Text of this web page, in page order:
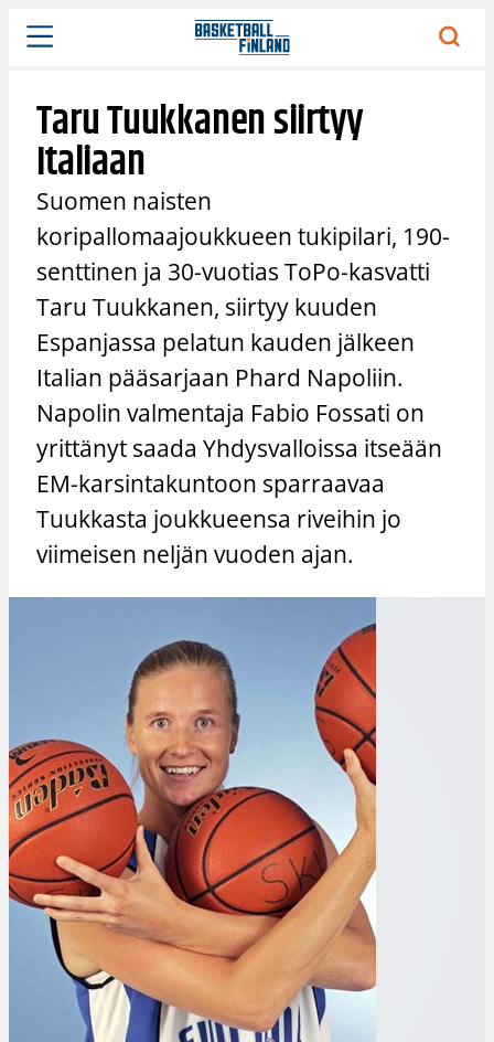
Siirry
sisältöön
Taru Tuukkanen siirtyy
Italiaan
Suomen naisten
koripallomaajoukkueen tukipilari, 190-
senttinen ja 30-vuotias ToPo-kasvatti
Taru Tuukkanen, siirtyy kuuden
Espanjassa pelatun kauden jälkeen
Italian pääsarjaan Phard Napoliin.
Napolin valmentaja Fabio Fossati on
yrittänyt saada Yhdysvalloissa itseään
EM-karsintakuntoon sparraavaa
Tuukkasta joukkueensa riveihin jo
viimeisen neljän vuoden ajan.